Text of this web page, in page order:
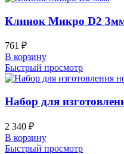
Клинок Микро D2
761 ₽
В корзину
Быстрый просмотр
Набор для
2 340 ₽
В корзину
Быстрый просмотр